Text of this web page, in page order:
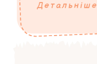
Детальніше